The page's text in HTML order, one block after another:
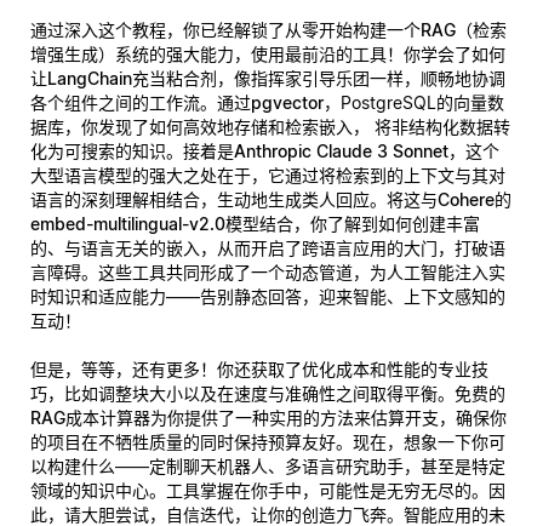
通过深入这个教程，你已经解锁了从零开始构建一个RAG（检索
增强生成）系统的强大能力，使用最前沿的工具！你学会了如何
让LangChain充当粘合剂，像指挥家引导乐团一样，顺畅地协调
各个组件之间的工作流。通过pgvector，PostgreSQL的向量数
据库，你发现了如何高效地存储和检索嵌入， 将非结构化数据转
化为可搜索的知识。接着是Anthropic Claude 3 Sonnet，这个
大型语言模型的强大之处在于，它通过将检索到的上下文与其对
语言的深刻理解相结合，生动地生成类人回应。将这与Cohere的
embed-multilingual-v2.0模型结合，你了解到如何创建丰富
的、与语言无关的嵌入，从而开启了跨语言应用的大门，打破语
言障碍。这些工具共同形成了一个动态管道，为人工智能注入实
时知识和适应能力——告别静态回答，迎来智能、上下文感知的
互动！
但是，等等，还有更多！你还获取了优化成本和性能的专业技
巧，比如调整块大小以及在速度与准确性之间取得平衡。免费的
RAG成本计算器为你提供了一种实用的方法来估算开支，确保你
的项目在不牺牲质量的同时保持预算友好。现在，想象一下你可
以构建什么——定制聊天机器人、多语言研究助手，甚至是特定
领域的知识中心。工具掌握在你手中，可能性是无穷无尽的。因
此，请大胆尝试，自信迭代，让你的创造力飞奔。智能应用的未